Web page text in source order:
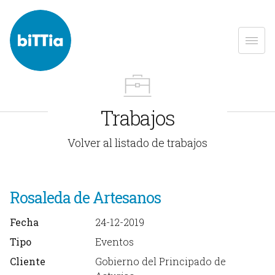
Trabajos
Volver al listado de trabajos
Rosaleda de Artesanos
Fecha
24-12-2019
Tipo
Eventos
Cliente
Gobierno del Principado de